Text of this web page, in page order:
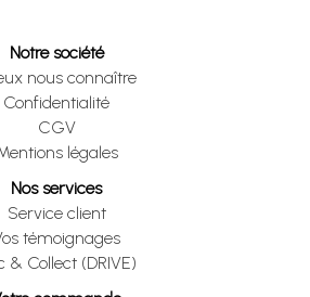
Notre société
nous connaître
Confidentialité
CGV
légales
Nos services
Service client
témoignages
& Collect (DRIVE)